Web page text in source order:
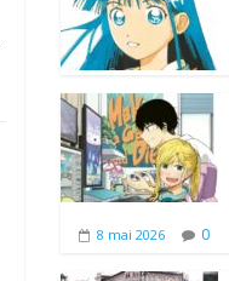
8 mai 2026 0